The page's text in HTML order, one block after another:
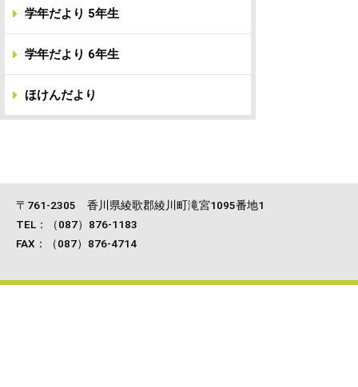
学年だより 5年生
学年だより 6年生
ほけんだより
〒761-2305 香川県綾歌郡綾川町滝宮1095番地1
TEL：（087）876-1183
FAX：（087）876-4714